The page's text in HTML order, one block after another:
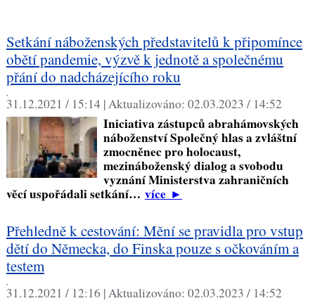
Setkání náboženských představitelů k připomínce
obětí pandemie, výzvě k jednotě a společnému
přání do nadcházejícího roku
,
31.12.2021 / 15:14 |Aktualizováno: 02.03.2023 / 14:52
Iniciativa zástupců abrahámovských
náboženství Společný hlas a zvláštní
zmocněnec pro holocaust,
mezináboženský dialog a svobodu
vyznání Ministerstva zahraničních
věcí uspořádali setkání… více►
Přehledně k cestování: Mění se pravidla pro vstup
dětí do Německa, do Finska pouze s očkováním a
testem
,
31.12.2021 / 12:16 |Aktualizováno: 02.03.2023 / 14:52